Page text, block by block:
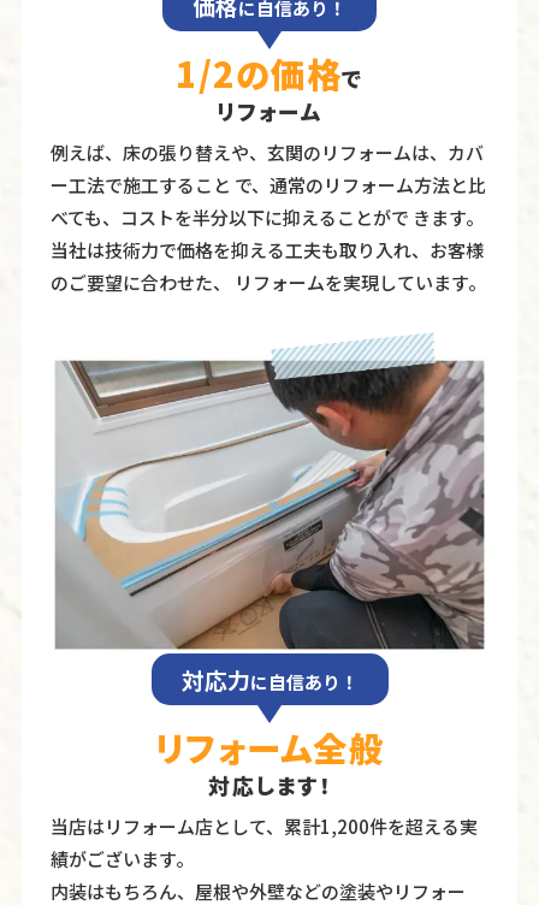
に自信あり！
1/2の価格で
リフォーム
例えば、床の張り替えや、玄関のリフォームは、カバ
ー工法で施工すること で、通常のリフォーム方法と比
べても、コストを半分以下に抑えることがで きます。
当社は技術力で価格を抑える工夫も取り入れ、お客様
のご要望に合わせた、 リフォームを実現しています。
対応力に自信あり！
リフォーム全般
対応します！
当店はリフォーム店として、累計1,200件を超える実
績がございます。
内装はもちろん、屋根や外壁などの塗装やリフォー